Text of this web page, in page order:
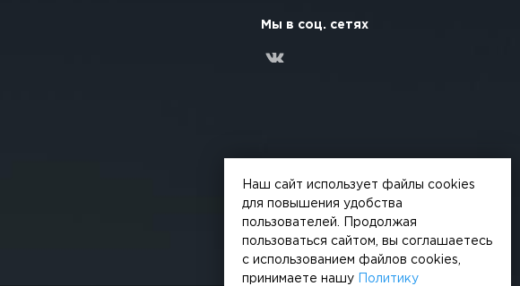
Мы в соц. сетях
Наш сайт использует файлы cookies
для повышения удобства
пользователей. Продолжая
пользоваться сайтом, вы соглашаетесь
с использованием файлов cookies,
принимаете нашу
Политику